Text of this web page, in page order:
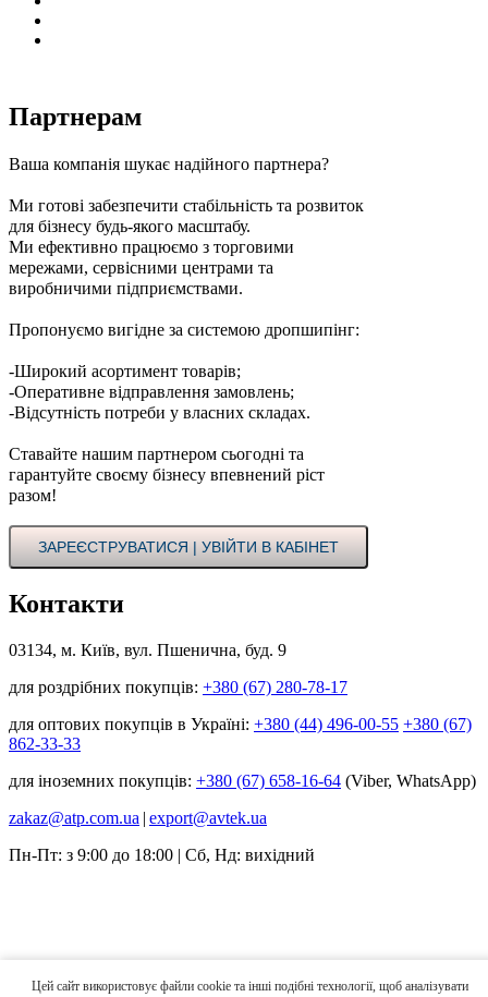
Цей сайт використовує файли cookie та інші подібні технології, щоб аналізувати
Партнерам
Ваша компанія шукає надійного партнера?
Ми готові забезпечити стабільність та розвиток
для бізнесу будь-якого масштабу.
Ми ефективно працюємо з торговими
мережами, сервісними центрами та
виробничими підприємствами.
Пропонуємо вигідне за системою дропшипінг:
-Широкий асортимент товарів;
-Оперативне відправлення замовлень;
-Відсутність потреби у власних складах.
Ставайте нашим партнером сьогодні та
гарантуйте своєму бізнесу впевнений ріст
разом!
ЗАРЕЄСТРУВАТИСЯ | УВІЙТИ В КАБІНЕТ
Контакти
03134, м. Київ, вул. Пшенична, буд. 9
для роздрібних покупців: +380 (67) 280-78-17
для оптових покупців в Україні: +380 (44) 496-00-55 +380 (67)
862-33-33
для іноземних покупців: +380 (67) 658-16-64 (Viber, WhatsApp)
zakaz@atp.com.ua | export@avtek.ua
Пн-Пт: з 9:00 до 18:00 | Сб, Нд: вихідний